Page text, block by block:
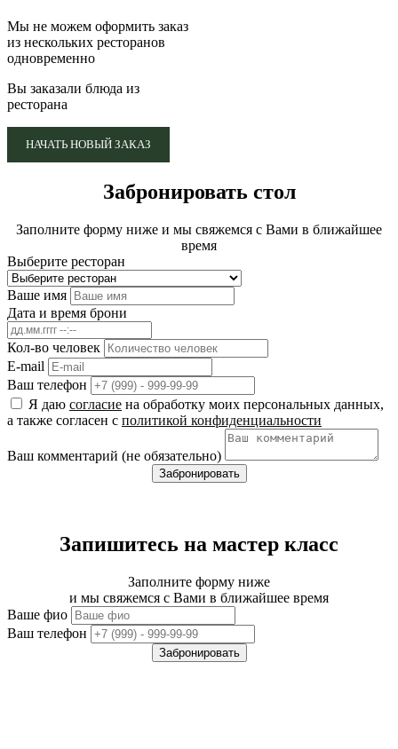
Мы не можем оформить заказ
из нескольких ресторанов
одновременно
Вы заказали блюда из
ресторана
НАЧАТЬ НОВЫЙ ЗАКАЗ
Забронировать стол
Заполните форму ниже и мы свяжемся с Вами в ближайшее
время
Выберите ресторан
Ваше имя
Дата и время брони
Кол-во человек
E-mail
Ваш телефон
Я даю согласие на обработку моих персональных данных,
а также согласен с политикой конфиденциальности
Ваш комментарий (не обязательно)
Забронировать
Запишитесь на мастер класс
Заполните форму ниже
и мы свяжемся с Вами в ближайшее время
Ваше фио
Ваш телефон
Забронировать